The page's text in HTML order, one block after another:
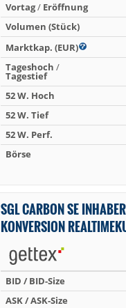
Vortag/ Eröffnung
Volumen (Stück)
Marktkap. (EUR)
Tageshoch /
Tagestief
52 W. Hoch
52 W. Tief
52 W. Perf.
Börse
SGL CARBON SE
KONVERSION
BID / BID-Size
ASK / ASK-Size